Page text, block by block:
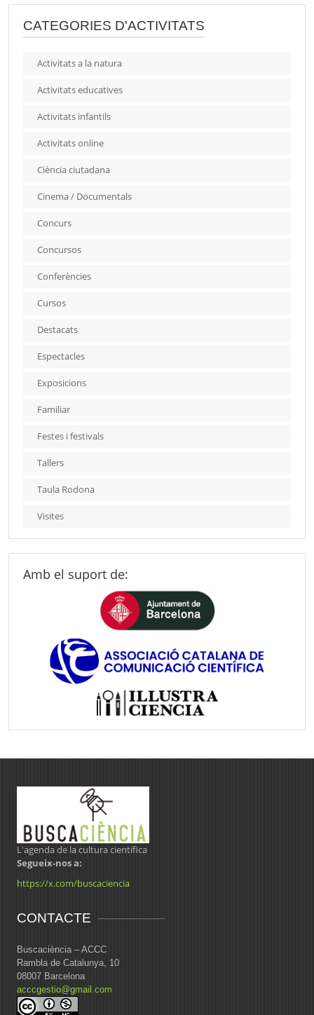
CATEGORIES D'ACTIVITATS
Activitats a la natura
Activitats educatives
Activitats infantils
Activitats online
Ciència ciutadana
Cinema / Documentals
Concurs
Concursos
Conferències
Cursos
Destacats
Espectacles
Exposicions
Familiar
Festes i festivals
Tallers
Taula Rodona
Visites
Amb el suport de:
L'agenda de la cultura científica
Segueix-nos a:
https://x.com/buscaciencia
CONTACTE
Buscaciència – ACCC
Rambla de Catalunya, 10
08007 Barcelona
acccgestio@gmail.com